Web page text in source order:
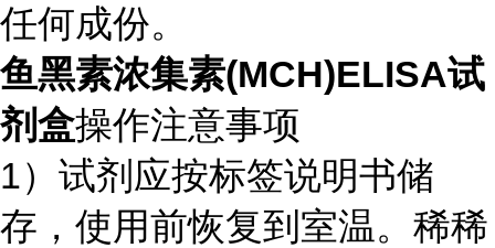
任何成份。
鱼黑素浓集素(MCH)ELISA试
剂盒操作注意事项
1）试剂应按标签说明书储
存，使用前恢复到室温。稀稀